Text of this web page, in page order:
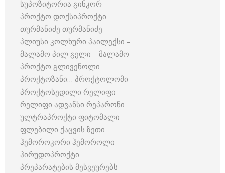
სუპოზიტორია გინკორ
პროქტო დოქსიპროქტი
თურმანიძე თურმანიძე
პლიუსი კოლხური პაილექსი –
მალამო პილ გელი – მალამო
პროქტო გლივენოლი
პროქტოზანი… პროქტოლომი
პროქტოსედილი რელიფი
რელიფი ადვანსი რეპარონი
ულტრაპროქტი ფიტომალი
ფლებილი ქაცვის ზეთი
ჰემოროკორი ჰემოროლი
ჰირუდოპროქტი
პრეპარატების მესვეურებს